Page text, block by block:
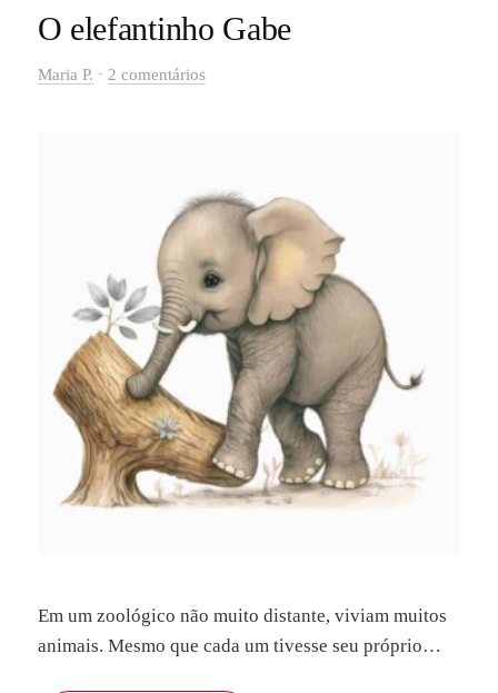
O elefantinho Gabe
Maria P. - 2 comentários
Em um zoológico não muito distante, viviam muitos
animais. Mesmo que cada um tivesse seu próprio